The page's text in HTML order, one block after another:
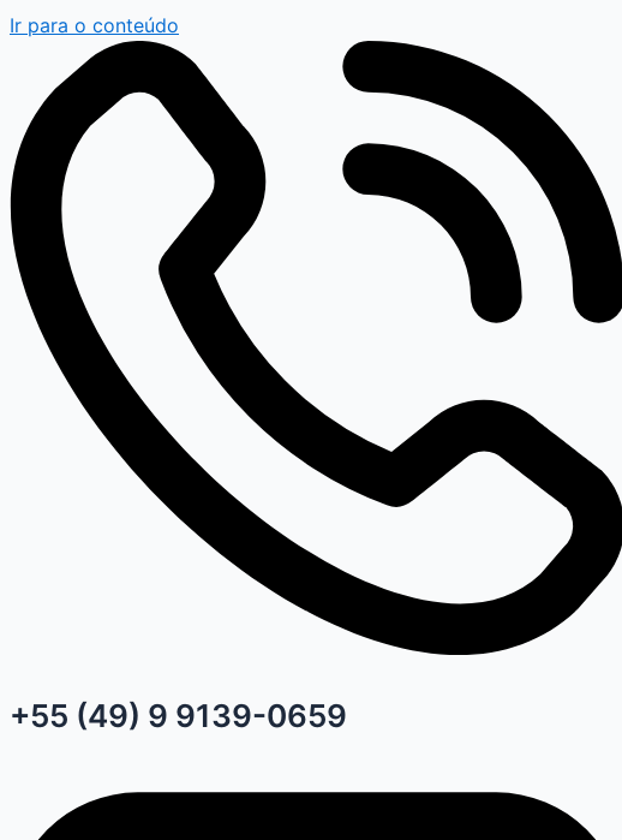
Ir para o conteúdo
+55 (49) 9 9139-0659